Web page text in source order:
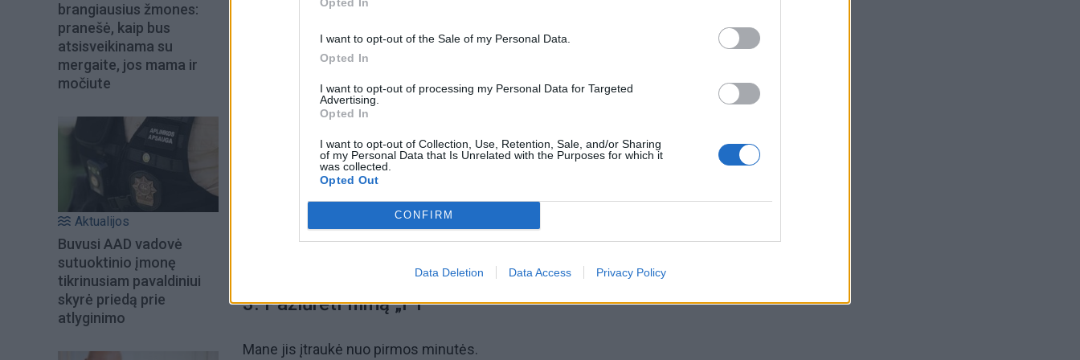
I want to opt-out of the Sale of my Personal Data.
Opted In
I want to opt-out of processing my Personal Data for Targeted
Advertising.
Opted In
I want to opt-out of Collection, Use, Retention, Sale, and/or Sharing
of my Personal Data that Is Unrelated with the Purposes for which it
was collected.
Opted Out
CONFIRM
Data Deletion Data Access Privacy Policy
brangiausius žmones:
pranešė, kaip bus
atsisveikinama su
mergaite, jos mama ir
močiute
Aktualijos
Buvusi AAD vadovė
sutuoktinio įmonę
tikrinusiam pavaldiniui
skyrė priedą prie
atlyginimo
3. Pažiūrėti filmą „F1“
Mane jis įtraukė nuo pirmos minutės.